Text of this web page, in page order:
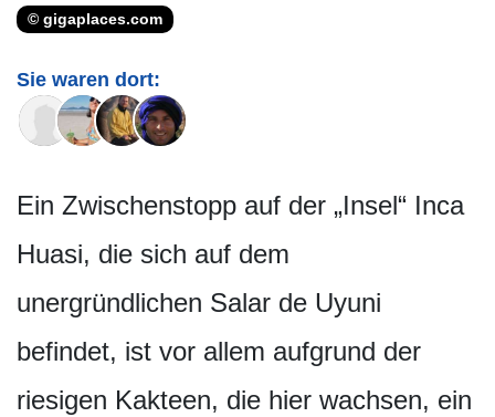
© gigaplaces.com
Sie waren dort:
Ein Zwischenstopp auf der „Insel“ Inca
Huasi, die sich auf dem
unergründlichen Salar de Uyuni
befindet, ist vor allem aufgrund der
riesigen Kakteen, die hier wachsen, ein